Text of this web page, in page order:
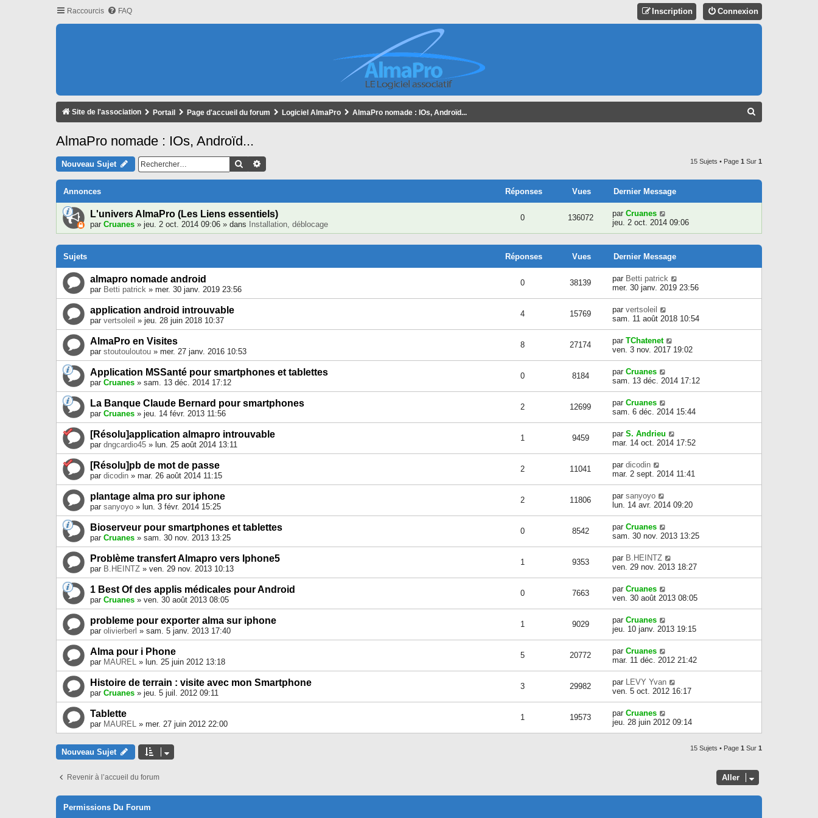
Raccourcis FAQ Connexion
Inscription
Site de l'association Portail Page d'accueil du forum Logiciel AlmaPro AlmaPro nomade : IOs, Androïd...
H
AlmaPro nomade : IOs, Androïd...
Nouveau Sujet Rechercher 15 Sujets • Page 1 Sur 1
Annonces Réponses Vues Dernier Message
L'univers AlmaPro (Les Liens essentiels)
par Cruanes » jeu. 2 oct. 2014 09:06 » dans Installation, déblocage
0 136072 par Cruanes
jeu. 2 oct. 2014 09:06
Sujets Réponses Vues Dernier Message
almapro nomade android
par Betti patrick » mer. 30 janv. 2019 23:56
0 38139 par Betti patrick
mer. 30 janv. 2019 23:56
application android introuvable
par vertsoleil » jeu. 28 juin 2018 10:37
4 15769 par vertsoleil
sam. 11 août 2018 10:54
AlmaPro en Visites
par stoutouloutou » mer. 27 janv. 2016 10:53
8 27174 par TChatenet
ven. 3 nov. 2017 19:02
Application MSSanté pour smartphones et tablettes
par Cruanes » sam. 13 déc. 2014 17:12
0 8184 par Cruanes
sam. 13 déc. 2014 17:12
La Banque Claude Bernard pour smartphones
par Cruanes » jeu. 14 févr. 2013 11:56
2 12699 par Cruanes
sam. 6 déc. 2014 15:44
[Résolu]application almapro introuvable
par dngcardio45 » lun. 25 août 2014 13:11
1 9459 par S. Andrieu
mar. 14 oct. 2014 17:52
[Résolu]pb de mot de passe
par dicodin » mar. 26 août 2014 11:15
2 11041 par dicodin
mar. 2 sept. 2014 11:41
plantage alma pro sur iphone
par sanyoyo » lun. 3 févr. 2014 15:25
2 11806 par sanyoyo
lun. 14 avr. 2014 09:20
Bioserveur pour smartphones et tablettes
par Cruanes » sam. 30 nov. 2013 13:25
0 8542 par Cruanes
sam. 30 nov. 2013 13:25
Problème transfert Almapro vers Iphone5
par B.HEINTZ » ven. 29 nov. 2013 10:13
1 9353 par B.HEINTZ
ven. 29 nov. 2013 18:27
1 Best Of des applis médicales pour Android
par Cruanes » ven. 30 août 2013 08:05
0 7663 par Cruanes
ven. 30 août 2013 08:05
probleme pour exporter alma sur iphone
par olivierberl » sam. 5 janv. 2013 17:40
1 9029 par Cruanes
jeu. 10 janv. 2013 19:15
Alma pour i Phone
par MAUREL » lun. 25 juin 2012 13:18
5 20772 par Cruanes
mar. 11 déc. 2012 21:42
Histoire de terrain : visite avec mon Smartphone
par Cruanes » jeu. 5 juil. 2012 09:11
3 29982 par LEVY Yvan
ven. 5 oct. 2012 16:17
Tablette
par MAUREL » mer. 27 juin 2012 22:00
1 19573 par Cruanes
jeu. 28 juin 2012 09:14
Nouveau Sujet 15 Sujets • Page 1 Sur 1
Revenir à l’accueil du forum Aller
Permissions Du Forum